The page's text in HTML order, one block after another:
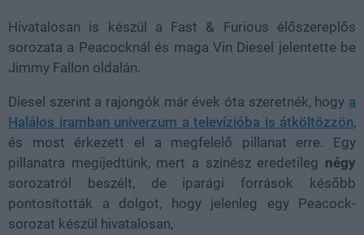
Hivatalosan is készül a Fast & Furious élőszereplős
sorozata a Peacocknál és maga Vin Diesel jelentette be
Jimmy Fallon oldalán.
Diesel szerint a rajongók már évek óta szeretnék, hogy a
Halálos iramban univerzum a televízióba is átköltözzön,
és most érkezett el a megfelelő pillanat erre. Egy
pillanatra megijedtünk, mert a színész eredetileg négy
sorozatról beszélt, de iparági források később
pontosították a dolgot, hogy jelenleg egy Peacock-
sorozat készül hivatalosan,